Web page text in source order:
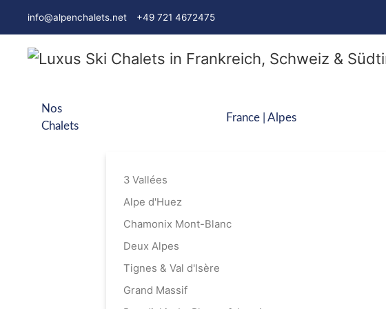
info@alpenchalets.net +49 721 4672475
Nos
Chalets
France | Alpes
3 Vallées
Alpe d'Huez
Chamonix Mont-Blanc
Deux Alpes
Tignes & Val d'Isère
Grand Massif